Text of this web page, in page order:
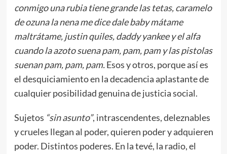
conmigo una rubia tiene grande las tetas, caramelo
de ozuna la nena me dice dale baby mátame
maltrátame, justin quiles, daddy yankee y el alfa
cuando la azoto suena pam, pam, pam y las pistolas
suenan pam, pam, pam.Esos y otros, porque así es
el desquiciamiento en la decadencia aplastante de
cualquier posibilidad genuina de justicia social.
Sujetos “sin asunto”, intrascendentes, deleznables
y crueles llegan al poder, quieren poder y adquieren
poder. Distintos poderes. En la tevé, la radio, el